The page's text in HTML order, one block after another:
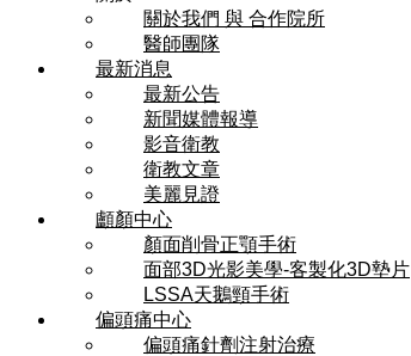
關於我們 與 合作院所
醫師團隊
最新消息
最新公告
新聞媒體報導
影音衛教
衛教文章
美麗見證
顱顏中心
顏面削骨正顎手術
面部3D光影美學-客製化3D墊片
LSSA天鵝頸手術
偏頭痛中心
偏頭痛針劑注射治療